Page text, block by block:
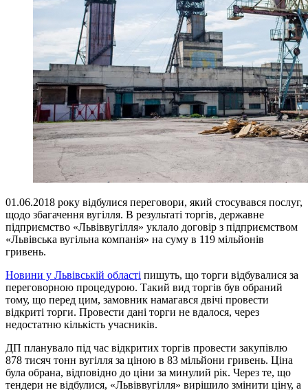
01.06.2018 року відбулися переговори, який стосувався послуг,
щодо збагачення вугілля. В результаті торгів, державне
підприємство «Львіввугілля» уклало договір з підприємством
«Львівська вугільна компанія» на суму в 119 мільйонів
гривень.
Новини у Львівській області пишуть, що торги відбувалися за
переговорною процедурою. Такий вид торгів був обраний
тому, що перед цим, замовник намагався двічі провести
відкриті торги. Провести дані торги не вдалося, через
недостатню кількість учасників.
ДП планувало під час відкритих торгів провести закупівлю
878 тисяч тонн вугілля за ціною в 83 мільйони гривень. Ціна
була обрана, відповідно до ціни за минулий рік. Через те, що
тендери не відбулися, «Львіввугілля» вирішило змінити ціну, а